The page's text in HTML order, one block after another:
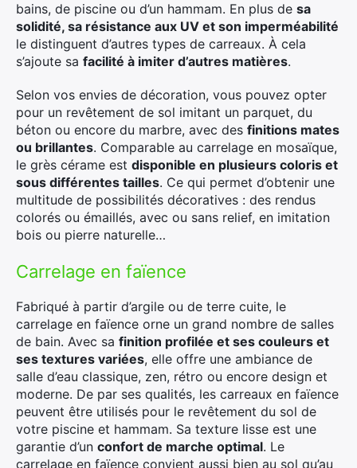
bains, de piscine ou d’un hammam. En plus de sa
solidité, sa résistance aux UV et son imperméabilité
le distinguent d’autres types de carreaux. À cela
s’ajoute sa facilité à imiter d’autres matières.
Selon vos envies de décoration, vous pouvez opter
pour un revêtement de sol imitant un parquet, du
béton ou encore du marbre, avec des finitions mates
ou brillantes. Comparable au carrelage en mosaïque,
le grès cérame est disponible en plusieurs coloris et
sous différentes tailles. Ce qui permet d’obtenir une
multitude de possibilités décoratives : des rendus
colorés ou émaillés, avec ou sans relief, en imitation
bois ou pierre naturelle…
Carrelage en faïence
Fabriqué à partir d’argile ou de terre cuite, le
carrelage en faïence orne un grand nombre de salles
de bain. Avec sa finition profilée et ses couleurs et
ses textures variées, elle offre une ambiance de
salle d’eau classique, zen, rétro ou encore design et
moderne. De par ses qualités, les carreaux en faïence
peuvent être utilisés pour le revêtement du sol de
votre piscine et hammam. Sa texture lisse est une
garantie d’un confort de marche optimal. Le
carrelage en faïence convient aussi bien au sol qu’au